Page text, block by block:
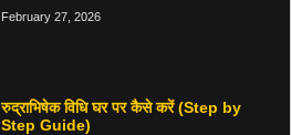
February 27, 2026
रुद्राभिषेक विधि घर पर कैसे करें (Step by
Step Guide)